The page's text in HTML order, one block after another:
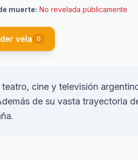
muerte: No revelada públicamente
vela 0
cine y televisión
de su vasta trayectoria